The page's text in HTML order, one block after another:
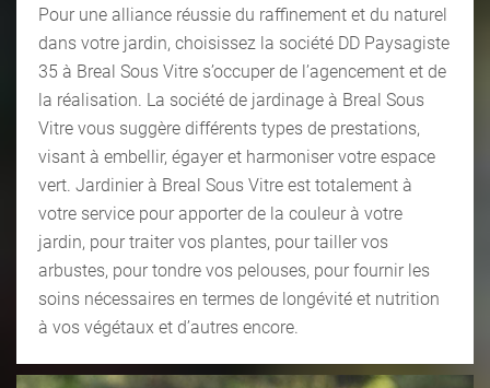
Pour une alliance réussie du raffinement et du naturel
dans votre jardin, choisissez la société DD Paysagiste
35 à Breal Sous Vitre s’occuper de l’agencement et de
la réalisation. La société de jardinage à Breal Sous
Vitre vous suggère différents types de prestations,
visant à embellir, égayer et harmoniser votre espace
vert. Jardinier à Breal Sous Vitre est totalement à
votre service pour apporter de la couleur à votre
jardin, pour traiter vos plantes, pour tailler vos
arbustes, pour tondre vos pelouses, pour fournir les
soins nécessaires en termes de longévité et nutrition
à vos végétaux et d’autres encore.